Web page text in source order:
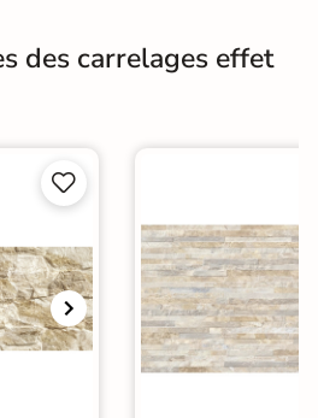
des carrelages effet

